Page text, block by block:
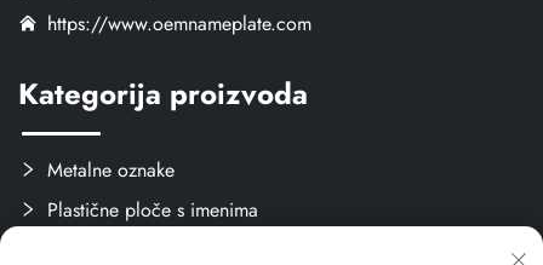
https://www.oemnameplate.com
Kategorija proizvoda
Metalne oznake
Plastične ploče s imenima